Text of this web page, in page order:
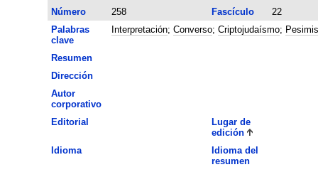
Número
258 Fascículo
22
Palabras
clave
Interpretación; Converso; Criptojudaísmo;
Resumen
Dirección
Autor
corporativo
Editorial
Lugar de
edición
Idioma
Idioma del
resumen